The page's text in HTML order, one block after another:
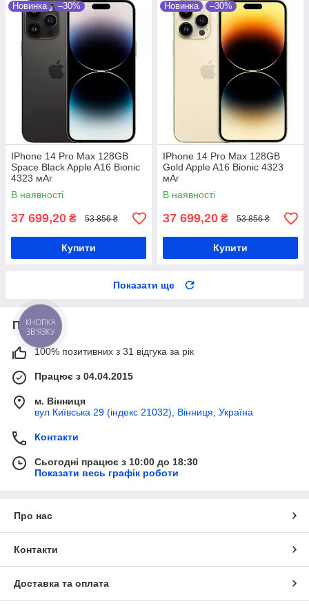
Новинка –30%
IPhone 14 Pro Max 128GB
Space Black Apple A16 Bionic
4323 мАг
В наявності
37 699,20 ₴ 53 856 ₴
Купити
Новинка –30%
IPhone 14 Pro Max 128GB
Gold Apple A16 Bionic 4323
мАг
В наявності
37 699,20 ₴ 53 856 ₴
Купити
Показати ще
Про нас
100% позитивних з 31 відгука за рік
Працює з 04.04.2015
м. Вінниця
вул Київська 29 (індекс 21032), Вінниця, Україна
Контакти
Сьогодні працює з 10:00 до 18:30
Показати весь графік роботи
Про нас
Контакти
Доставка та оплата
КНОПКА
ЗВ'ЯЗКУ